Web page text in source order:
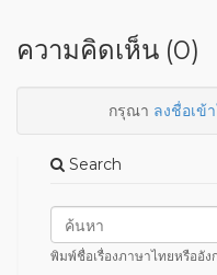
ความคิดเห็น (0)
กรุณา ลงชื่อเข้
Search
พิมพ์ชื่อเรื่องภาษาไทยหรืออัง